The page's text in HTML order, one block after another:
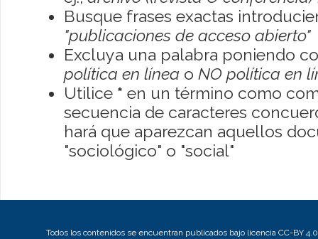
Busque frases exactas
"publicaciones de acceso abierto"
Excluya una palabra poniendo
política en línea o NO política en
Utilice * en un término como
secuencia de caracteres
hará que aparezcan aquellos
"sociológico" o "social"
Todos los contenidos se encuentran publicados bajo licencia CC-BY 4.0